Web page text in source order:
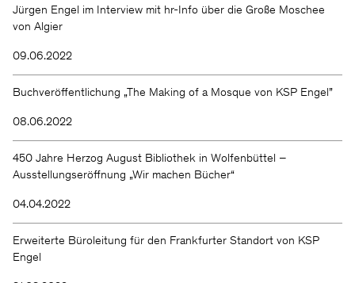
Jürgen Engel im Interview mit hr-Info über die Große Moschee
von Algier
09.06.2022
Buchveröffentlichung „The Making of a Mosque von KSP Engel”
08.06.2022
450 Jahre Herzog August Bibliothek in Wolfenbüttel –
Ausstellungseröffnung „Wir machen Bücher“
04.04.2022
Erweiterte Büroleitung für den Frankfurter Standort von KSP
Engel